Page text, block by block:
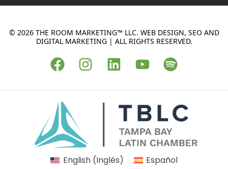
© 2026 THE ROOM MARKETING™ LLC. WEB DESIGN, SEO AND
DIGITAL MARKETING | ALL RIGHTS RESERVED.
F
a
c
e
b
o
o
k
I
n
s
r
a
L
i
n
k
d
n
Y
u
t
u
b
e
S
p
o
t
i
f
y
English(Inglés) Español